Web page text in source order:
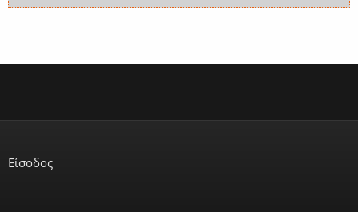
Είσοδος